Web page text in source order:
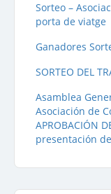
Sorteo –
porta de viatge
Ganadores
SORTEO DEL
Asamblea
Asociación de
APROBACIÓN
presentación